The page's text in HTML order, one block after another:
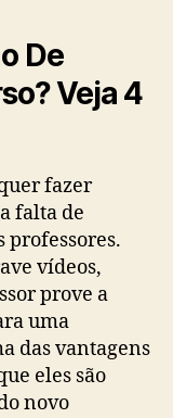
De
Veja 4
fazer
falta de
professores.
vídeos,
prove a
uma
das vantagens
eles são
novo